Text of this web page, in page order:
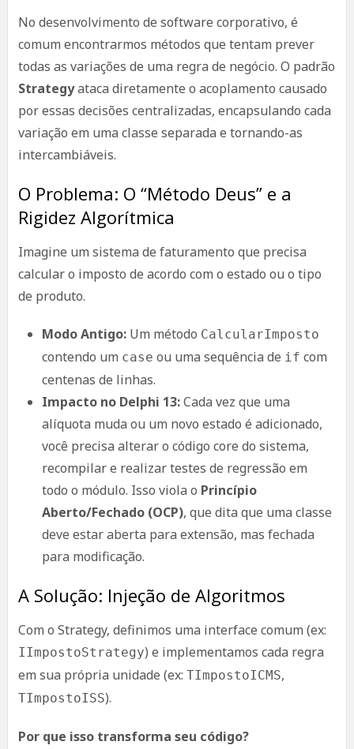
No desenvolvimento de software corporativo, é
comum encontrarmos métodos que tentam prever
todas as variações de uma regra de negócio. O padrão
Strategyataca diretamente o acoplamento causado
por essas decisões centralizadas, encapsulando cada
variação em uma classe separada e tornando-as
intercambiáveis.
O Problema: O “Método Deus” e a
Rigidez Algorítmica
Imagine um sistema de faturamento que precisa
calcular o imposto de acordo com o estado ou o tipo
de produto.
Modo Antigo:Um método CalcularImposto
contendo um case ou uma sequência de if com
centenas de linhas.
Impacto no Delphi 13:Cada vez que uma
alíquota muda ou um novo estado é adicionado,
você precisa alterar o código core do sistema,
recompilar e realizar testes de regressão em
todo o módulo. Isso viola o Princípio
Aberto/Fechado (OCP), que dita que uma classe
deve estar aberta para extensão, mas fechada
para modificação.
A Solução: Injeção de Algoritmos
Com o Strategy, definimos uma interface comum (ex:
IImpostoStrategy) e implementamos cada regra
em sua própria unidade (ex: TImpostoICMS,
TImpostoISS).
Por que isso transforma seu código?